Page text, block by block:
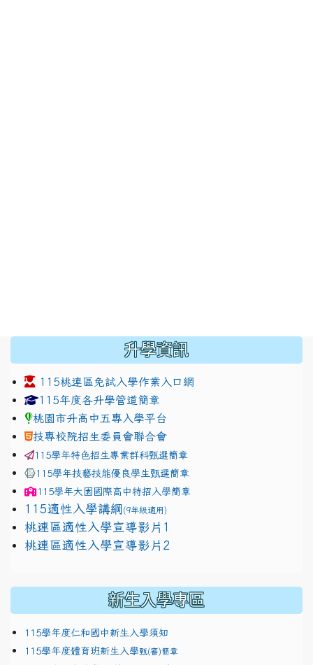
升學資訊
115桃連區免試入學作業入口網
link to https://www.jhjhs.tyc.edu.tw/modules/
115年度各升學管道簡章
桃園市升高中五專入學平台
技專校院招生委員會聯合會
115學年特色招生專業群科甄選簡章
115學年技藝技能優良學生甄選簡章
115學年大園國際高中特招入學簡章
115適性入學講綱 (9年級適用)
link to https://docs.google.com/presentation/d/
桃連區適性入學宣導影片1
link to https://docs.google.com/presentation/d/
桃連區適性入學宣導影片2
新生入學專區
115學年度仁和國中新生入學須知
115學年度體育班新生入學甄(審)簡章